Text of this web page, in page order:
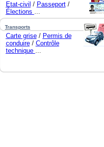
Etat-civil / Passeport/
Élections ...
Transports
Carte grise/ Permis de
conduire/ Contrôle
technique ...